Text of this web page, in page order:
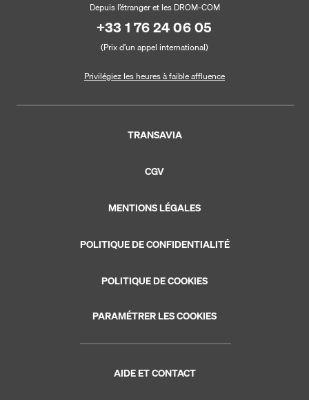
Depuis l’étranger et les DROM-COM
+33 1 76 24 06 05
(Prix d’un appel international)
Privilégiez les heures à faible affluence
TRANSAVIA
CGV
MENTIONS LÉGALES
POLITIQUE DE CONFIDENTIALITÉ
POLITIQUE DE COOKIES
PARAMÉTRER LES COOKIES
AIDE ET CONTACT